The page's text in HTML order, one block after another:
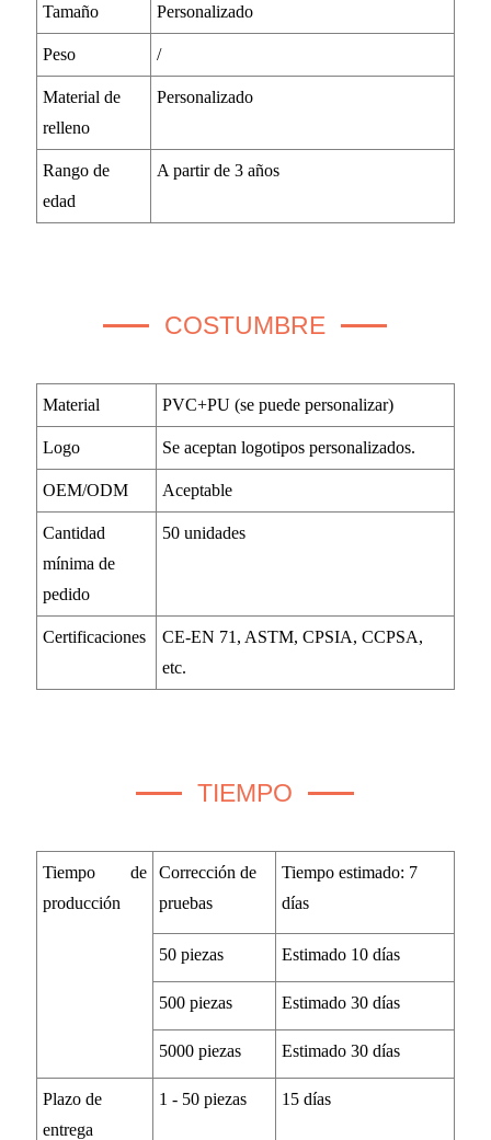
Tamaño Personalizado
Peso /
Material de
relleno
Personalizado
Rango de
edad
A partir de 3 años
COSTUMBRE
Material PVC+PU (se puede personalizar)
Logo Se aceptan logotipos personalizados.
OEM/ODM Aceptable
Cantidad
mínima de
pedido
50 unidades
Certificaciones
CE-EN 71, ASTM, CPSIA, CCPSA,
etc.
TIEMPO
Tiempo de
producción
Corrección de
pruebas
Tiempo estimado: 7
días
50 piezas Estimado 10 días
500 piezas Estimado 30 días
5000 piezas Estimado 30 días
Plazo de
entrega
1 - 50 piezas 15 días